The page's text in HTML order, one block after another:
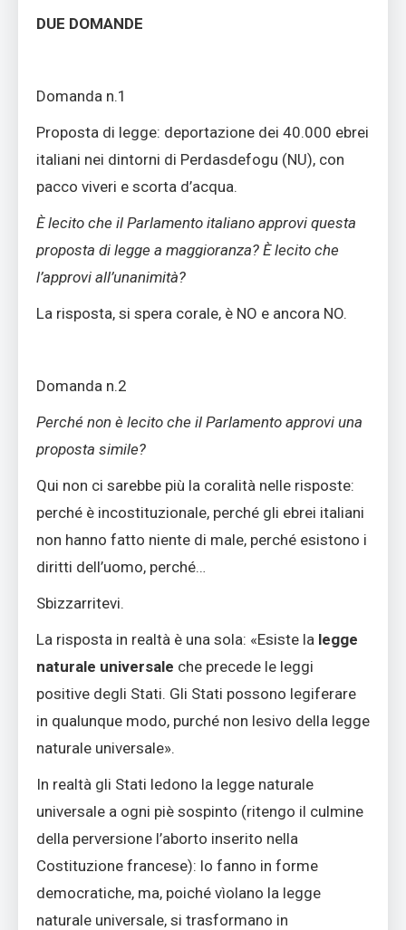
DUE DOMANDE
Domanda n.1
Proposta di legge: deportazione dei 40.000 ebrei
italiani nei dintorni di Perdasdefogu (NU), con
pacco viveri e scorta d’acqua.
È lecito che il Parlamento italiano approvi questa
proposta di legge a maggioranza? È lecito che
l’approvi all’unanimità?
La risposta, si spera corale, è NO e ancora NO.
Domanda n.2
Perché non è lecito che il Parlamento approvi una
proposta simile?
Qui non ci sarebbe più la coralità nelle risposte:
perché è incostituzionale, perché gli ebrei italiani
non hanno fatto niente di male, perché esistono i
diritti dell’uomo, perché…
Sbizzarritevi.
La risposta in realtà è una sola: «Esiste la legge
naturale universale che precede le leggi
positive degli Stati. Gli Stati possono legiferare
in qualunque modo, purché non lesivo della legge
naturale universale».
In realtà gli Stati ledono la legge naturale
universale a ogni piè sospinto (ritengo il culmine
della perversione l’aborto inserito nella
Costituzione francese): lo fanno in forme
democratiche, ma, poiché vìolano la legge
naturale universale, si trasformano in